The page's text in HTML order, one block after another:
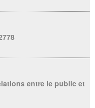
entre le public et